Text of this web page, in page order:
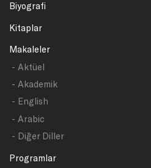
Biyografi
Kitaplar
Makaleler
- Aktüel
- Akademik
- English
- Arabic
- Diğer Diller
Programlar